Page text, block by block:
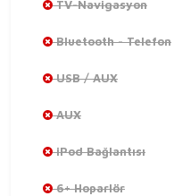
TV-Navigasyon
Bluetooth - Telefon
USB / AUX
AUX
iPod Bağlantısı
6+ Hoparlör